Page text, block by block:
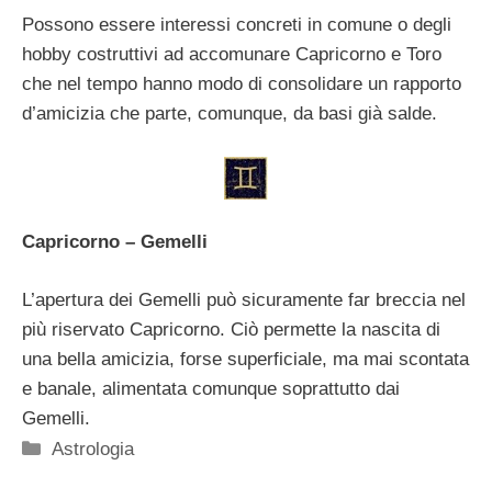
Possono essere interessi concreti in comune o degli
hobby costruttivi ad accomunare Capricorno e Toro
che nel tempo hanno modo di consolidare un rapporto
d’amicizia che parte, comunque, da basi già salde.
Capricorno – Gemelli
L’apertura dei Gemelli può sicuramente far breccia nel
più riservato Capricorno. Ciò permette la nascita di
una bella amicizia, forse superficiale, ma mai scontata
e banale, alimentata comunque soprattutto dai
Gemelli.
Categorie
Astrologia